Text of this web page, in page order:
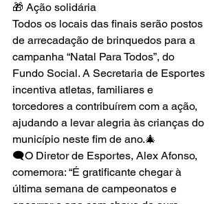
🎁 Ação solidária
Todos os locais das finais serão postos
de arrecadação de brinquedos para a
campanha “Natal Para Todos”, do
Fundo Social. A Secretaria de Esportes
incentiva atletas, familiares e
torcedores a contribuírem com a ação,
ajudando a levar alegria às crianças do
município neste fim de ano.🎄
🗨O Diretor de Esportes, Alex Afonso,
comemora: “É gratificante chegar à
última semana de campeonatos e